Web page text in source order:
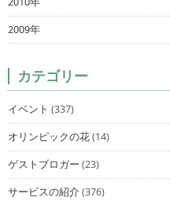
2009年
カテゴリー
イベント (337)
オリンピックの花(14)
ゲストブロガー (23)
サービスの紹介(376)